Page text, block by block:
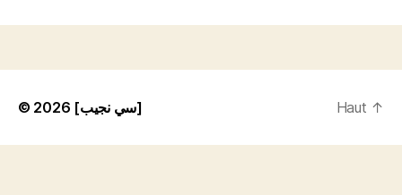
© 2026 [سي نجيب] Haut ↑